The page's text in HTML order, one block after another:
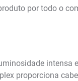
por todo o
intensa
proporciona